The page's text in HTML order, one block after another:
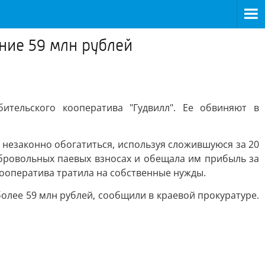
59 млн рублей
кооператива "Гудвилл". Ее обвиняют в
обогатиться, используя сложившуюся за 20
паевых взносах и обещала им прибыль за
тратила на собственные нужды.
59 млн рублей, сообщили в краевой прокуратуре.